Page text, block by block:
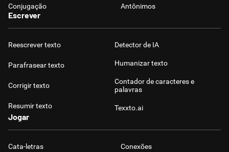
Conjugação Antônimos
Escrever
Reescrever texto
Parafrasear texto
Corrigir texto
Resumir texto
Detector de IA
Humanizar texto
Contador de caracteres e
palavras
Texxto.ai
Jogar
Cata-letras Conexões